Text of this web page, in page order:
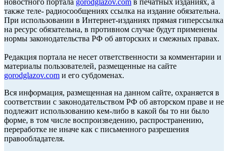
новостного портала gorodglazov.com в печатных изданиях, а
также теле- радиосообщениях ссылка на издание обязательна.
При использовании в Интернет-изданиях прямая гиперссылка
на ресурс обязательна, в противном случае будут применены
нормы законодательства РФ об авторских и смежных правах.
Редакция портала не несет ответственности за комментарии и
материалы пользователей, размещенные на сайте
gorodglazov.com и его субдоменах.
Вся информация, размещенная на данном сайте, охраняется в
соответствии с законодательством РФ об авторском праве и не
подлежит использованию кем-либо в какой бы то ни было
форме, в том числе воспроизведению, распространению,
переработке не иначе как с письменного разрешения
правообладателя.